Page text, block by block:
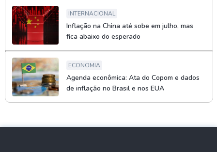
INTERNACIONAL
Inflação na China até sobe em julho, mas
fica abaixo do esperado
ECONOMIA
Agenda econômica: Ata do Copom e dados
de inflação no Brasil e nos EUA